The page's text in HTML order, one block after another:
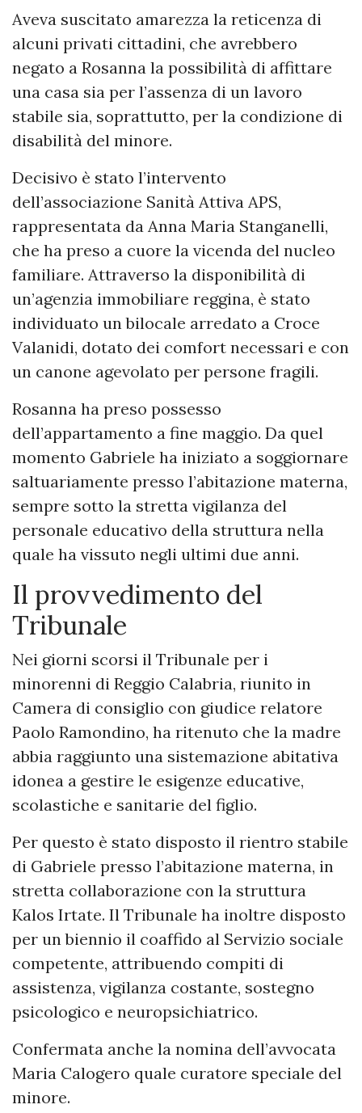
Aveva suscitato amarezza la reticenza di
alcuni privati cittadini, che avrebbero
negato a Rosanna la possibilità di affittare
una casa sia per l’assenza di un lavoro
stabile sia, soprattutto, per la condizione di
disabilità del minore.
Decisivo è stato l’intervento
dell’associazione Sanità Attiva APS,
rappresentata da Anna Maria Stanganelli,
che ha preso a cuore la vicenda del nucleo
familiare. Attraverso la disponibilità di
un’agenzia immobiliare reggina, è stato
individuato un bilocale arredato a Croce
Valanidi, dotato dei comfort necessari e con
un canone agevolato per persone fragili.
Rosanna ha preso possesso
dell’appartamento a fine maggio. Da quel
momento Gabriele ha iniziato a soggiornare
saltuariamente presso l’abitazione materna,
sempre sotto la stretta vigilanza del
personale educativo della struttura nella
quale ha vissuto negli ultimi due anni.
Il provvedimento del
Tribunale
Nei giorni scorsi il Tribunale per i
minorenni di Reggio Calabria, riunito in
Camera di consiglio con giudice relatore
Paolo Ramondino, ha ritenuto che la madre
abbia raggiunto una sistemazione abitativa
idonea a gestire le esigenze educative,
scolastiche e sanitarie del figlio.
Per questo è stato disposto il rientro stabile
di Gabriele presso l’abitazione materna, in
stretta collaborazione con la struttura
Kalos Irtate. Il Tribunale ha inoltre disposto
per un biennio il coaffido al Servizio sociale
competente, attribuendo compiti di
assistenza, vigilanza costante, sostegno
psicologico e neuropsichiatrico.
Confermata anche la nomina dell’avvocata
Maria Calogero quale curatore speciale del
minore.